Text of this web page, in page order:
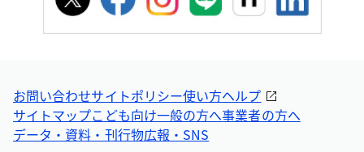
お問い合わせサイトポリシー使い方ヘルプ
サイトマップこども向け一般の方へ事業者の方へ
データ・資料・刊行物広報・SNS